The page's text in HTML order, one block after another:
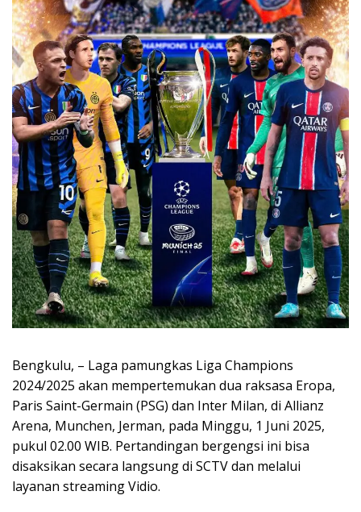
Bengkulu, – Laga pamungkas Liga Champions
2024/2025 akan mempertemukan dua raksasa Eropa,
Paris Saint-Germain (PSG) dan Inter Milan, di Allianz
Arena, Munchen, Jerman, pada Minggu, 1 Juni 2025,
pukul 02.00 WIB. Pertandingan bergengsi ini bisa
disaksikan secara langsung di SCTV dan melalui
layanan streaming Vidio.